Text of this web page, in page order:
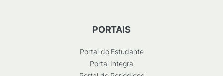
PORTAIS
Portal do Estudante
Portal Integra